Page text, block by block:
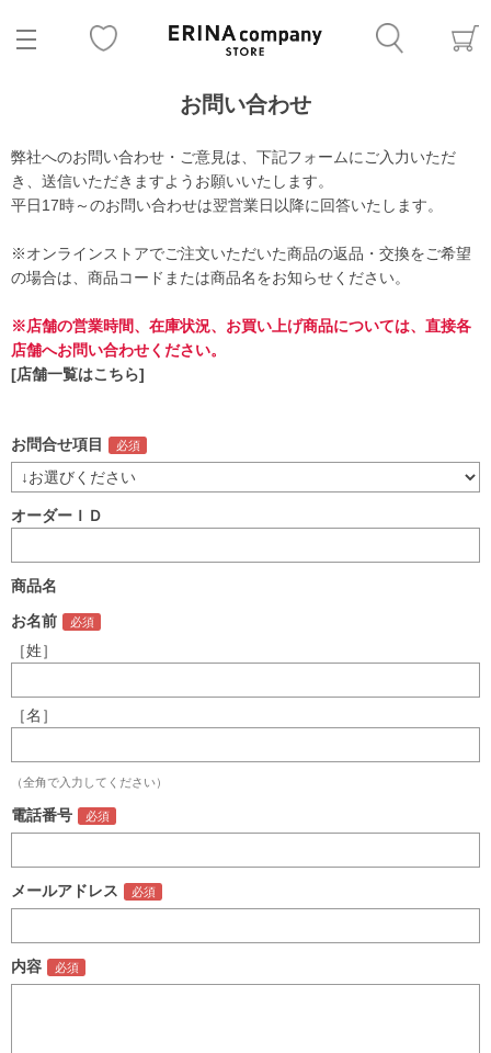
お問い合わせ
弊社へのお問い合わせ・ご意見は、下記フォームにご入力いただ
き、送信いただきますようお願いいたします。
平日17時～のお問い合わせは翌営業日以降に回答いたします。
※オンラインストアでご注文いただいた商品の返品・交換をご希望
の場合は、商品コードまたは商品名をお知らせください。
※店舗の営業時間、在庫状況、お買い上げ商品については、直接各
店舗へお問い合わせください。
[店舗一覧はこちら]
お問合せ項目
オーダーＩＤ
商品名
お名前
［姓］
［名］
（全角で入力してください）
電話番号
メールアドレス
内容